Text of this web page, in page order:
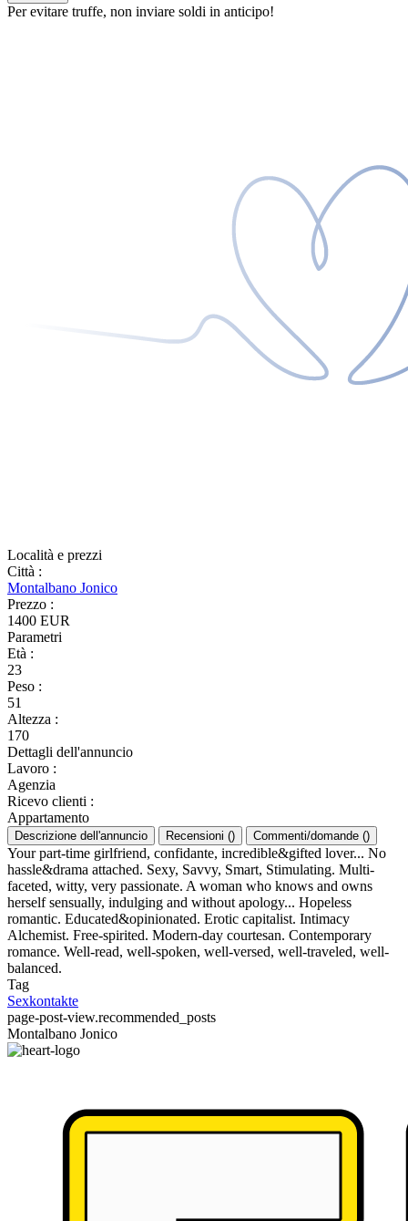
Per evitare truffe, non inviare soldi in anticipo!
Località e prezzi
Città :
Montalbano Jonico
Prezzo :
1400 EUR
Parametri
Età :
23
Peso :
51
Altezza :
170
Dettagli dell'annuncio
Lavoro :
Agenzia
Ricevo clienti :
Appartamento
Descrizione dell'annuncio Recensioni () Commenti/domande ()
Your part-time girlfriend, confidante, incredible&gifted lover... No
hassle&drama attached. Sexy, Savvy, Smart, Stimulating. Multi-
faceted, witty, very passionate. A woman who knows and owns
herself sensually, indulging and without apology... Hopeless
romantic. Educated&opinionated. Erotic capitalist. Intimacy
Alchemist. Free-spirited. Modern-day courtesan. Contemporary
romance. Well-read, well-spoken, well-versed, well-traveled, well-
balanced.
Tag
Sexkontakte
page-post-view.recommended_posts
Montalbano Jonico